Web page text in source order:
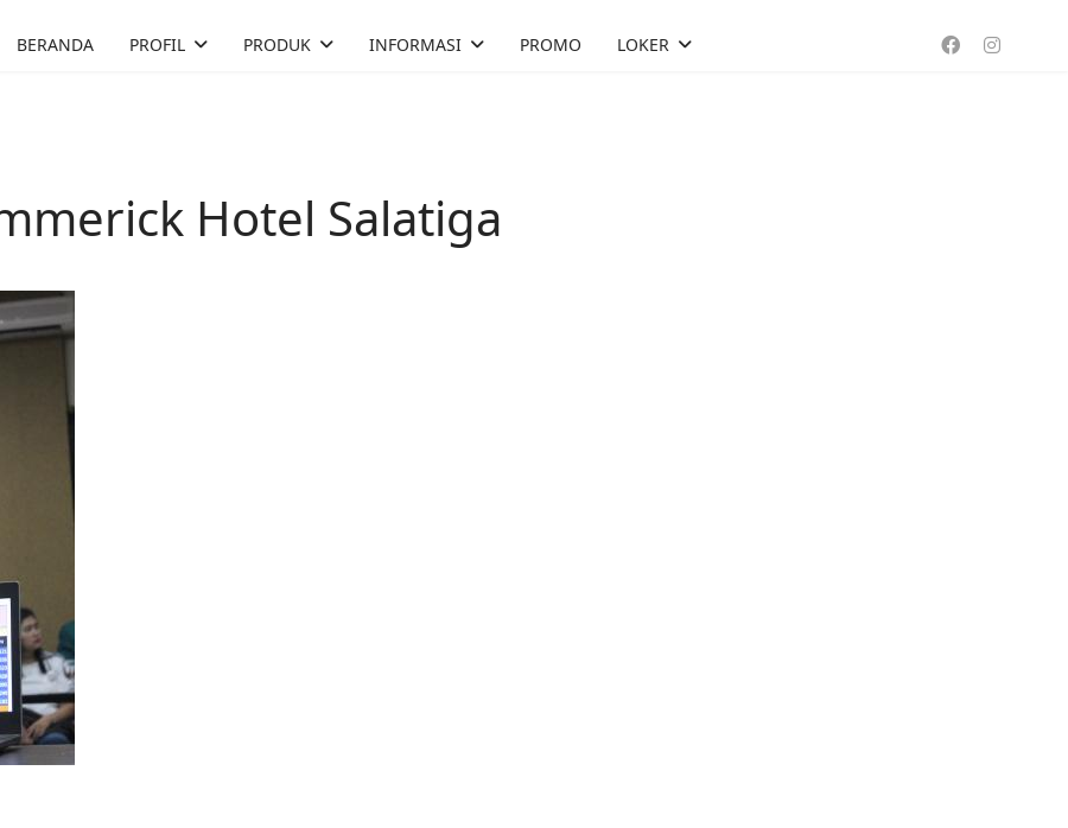
BERANDA PROFIL PRODUK INFORMASI PROMO LOKER
Hotel Salatiga